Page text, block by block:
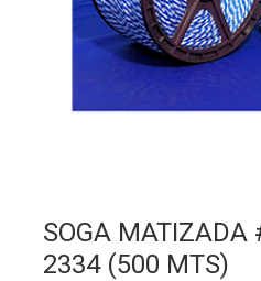
SOGA MATIZADA
2334 (500 MTS)